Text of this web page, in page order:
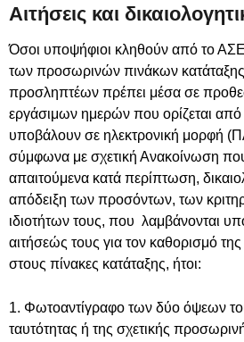
Αιτήσεις και
Όσοι υποψήφιοι κληθούν από το
των προσωρινών πινάκων κατάταξης
προσληπτέων πρέπει μέσα σε
εργάσιμων ημερών που ορίζεται
υποβάλουν σε ηλεκτρονική μορφή
σύμφωνα με σχετική Ανακοίνωση
απαιτούμενα κατά περίπτωση,
απόδειξη των προσόντων, των
ιδιοτήτων τους, που λαμβάνονται
αιτήσεώς τους για τον καθορισμό
στους πίνακες κατάταξης, ήτοι:
1. Φωτοαντίγραφο των δύο όψεων
ταυτότητας ή της σχετικής